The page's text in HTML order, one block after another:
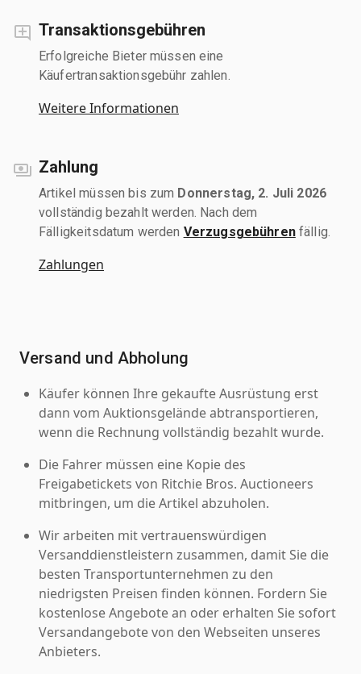
Transaktionsgebühren
Erfolgreiche Bieter müssen eine
Käufertransaktionsgebühr zahlen.
Weitere Informationen
Zahlung
Artikel müssen bis zum Donnerstag, 2. Juli 2026
vollständig bezahlt werden. Nach dem
Fälligkeitsdatum werden Verzugsgebührenfällig.
Zahlungen
Versand und Abholung
Käufer können Ihre gekaufte Ausrüstung erst
dann vom Auktionsgelände abtransportieren,
wenn die Rechnung vollständig bezahlt wurde.
Die Fahrer müssen eine Kopie des
Freigabetickets von Ritchie Bros. Auctioneers
mitbringen, um die Artikel abzuholen.
Wir arbeiten mit vertrauenswürdigen
Versanddienstleistern zusammen, damit Sie die
besten Transportunternehmen zu den
niedrigsten Preisen finden können. Fordern Sie
kostenlose Angebote an oder erhalten Sie sofort
Versandangebote von den Webseiten unseres
Anbieters.